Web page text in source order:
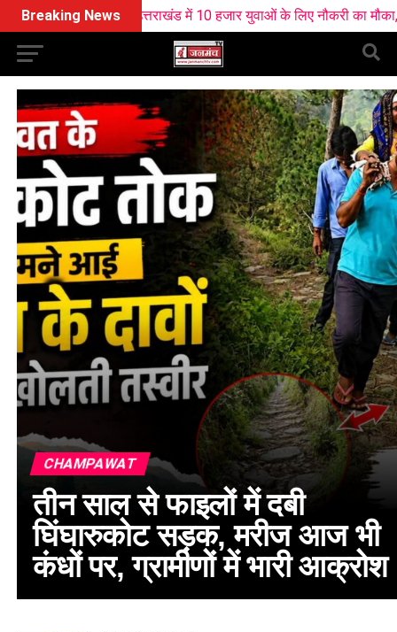
Breaking Newsउत्तराखंड में 10 हजार युवाओं के लिए नौकरी का मौका,
CHAMPAWAT
तीन साल से फाइलों में दबी
घिंघारुकोट सड़क, मरीज आज भी
कंधों पर, ग्रामीणों में भारी आक्रोश